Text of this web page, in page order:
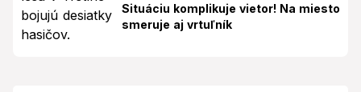
Situáciu komplikuje vietor! Na miesto
smeruje aj vrtuľník